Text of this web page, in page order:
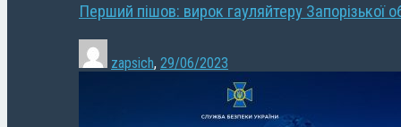
Перший пішов: вирок гауляйтеру Запорізької
zapsich, 29/06/2023